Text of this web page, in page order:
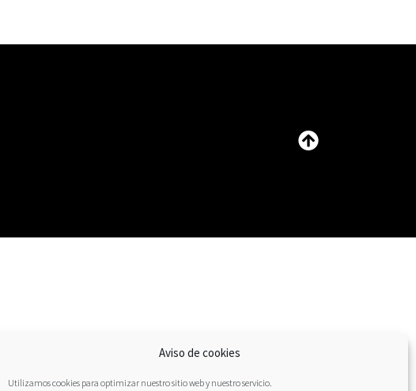
Aviso de cookies
Utilizamos cookies para optimizar nuestro sitio web y nuestro servicio.